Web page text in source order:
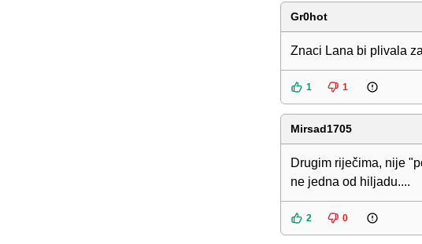
Gr0hot
Znaci Lana bi plivala
1 1
Mirsad1705
Drugim riječima, nije
ne jedna od hiljadu....
2 0